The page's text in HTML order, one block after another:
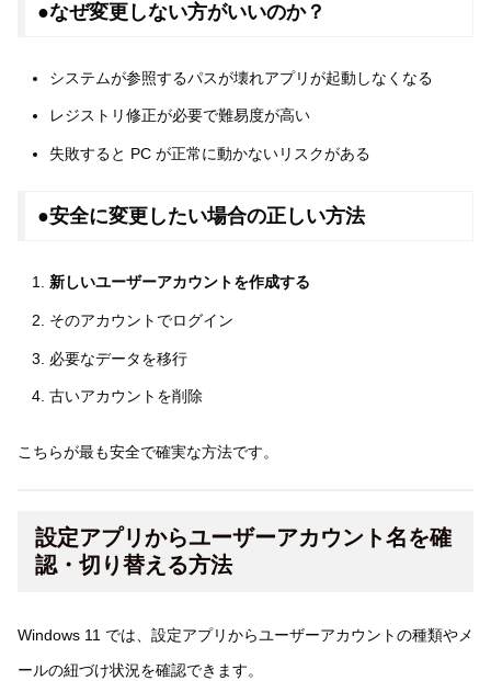
●なぜ変更しない方がいいのか？
システムが参照するパスが壊れアプリが起動しなくなる
レジストリ修正が必要で難易度が高い
失敗すると PC が正常に動かないリスクがある
●安全に変更したい場合の正しい方法
新しいユーザーアカウントを作成する
そのアカウントでログイン
必要なデータを移行
古いアカウントを削除
こちらが最も安全で確実な方法です。
設定アプリからユーザーアカウント名を確
認・切り替える方法
Windows 11 では、設定アプリからユーザーアカウントの種類やメ
ールの紐づけ状況を確認できます。